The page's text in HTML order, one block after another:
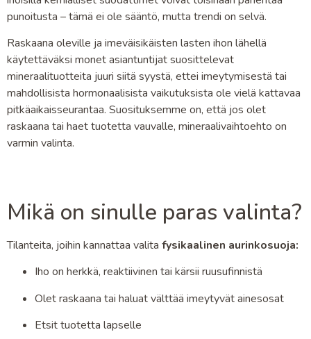
punoitusta – tämä ei ole sääntö, mutta trendi on selvä.
Raskaana oleville ja imeväisikäisten lasten ihon lähellä
käytettäväksi monet asiantuntijat suosittelevat
mineraalituotteita juuri siitä syystä, ettei imeytymisestä tai
mahdollisista hormonaalisista vaikutuksista ole vielä kattavaa
pitkäaikaisseurantaa. Suosituksemme on, että jos olet
raskaana tai haet tuotetta vauvalle, mineraalivaihtoehto on
varmin valinta.
Mikä on sinulle paras valinta?
Tilanteita, joihin kannattaa valita fysikaalinen aurinkosuoja:
Iho on herkkä, reaktiivinen tai kärsii ruusufinnistä
Olet raskaana tai haluat välttää imeytyvät ainesosat
Etsit tuotetta lapselle